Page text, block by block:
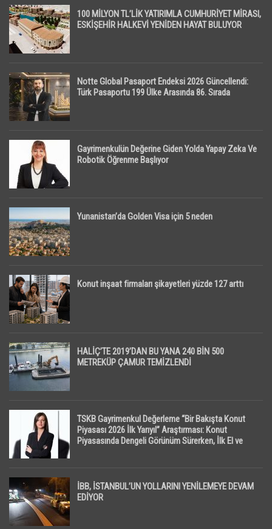
100 MİLYON TL’LİK YATIRIMLA CUMHURİYET MİRASI,
ESKİŞEHİR HALKEVİ YENİDEN HAYAT BULUYOR
Notte Global Pasaport Endeksi 2026 Güncellendi:
Türk Pasaportu 199 Ülke Arasında 86. Sırada
Gayrimenkulün Değerine Giden Yolda Yapay Zeka Ve
Robotik Öğrenme Başlıyor
Yunanistan’da Golden Visa için 5 neden
Konut inşaat firmaları şikayetleri yüzde 127 arttı
HALİÇ’TE 2019’DAN BU YANA 240 BİN 500
METREKÜP ÇAMUR TEMİZLENDİ
TSKB Gayrimenkul Değerleme “Bir Bakışta Konut
Piyasası 2026 İlk Yarıyıl” Araştırması: Konut
Piyasasında Dengeli Görünüm Sürerken, İlk El ve
İBB, İSTANBUL’UN YOLLARINI YENİLEMEYE DEVAM
EDİYOR